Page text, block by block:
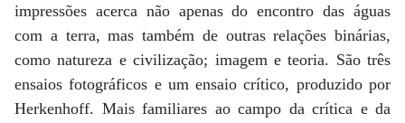
impressões acerca não apenas do encontro das águas
com a terra, mas também de outras relações binárias,
como natureza e civilização; imagem e teoria. São três
ensaios fotográficos e um ensaio crítico, produzido por
Herkenhoff. Mais familiares ao campo da crítica e da